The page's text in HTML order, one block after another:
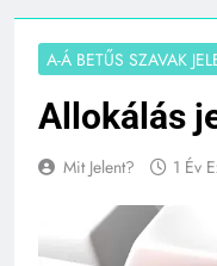
A-Á BETŰS SZAVAK
Allokálás
Mit Jelent? 1 Év